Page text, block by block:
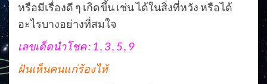
หรือมีเรื่องดี ๆ เกิดขึ้น เช่น ได้ในสิ่งที่หวัง หรือได้
อะไรบางอย่างที่สมใจ
เลขเด็ดนำโชค : 1 , 3 , 5 , 9
ฝันเห็นคนแก่ร้องไห้